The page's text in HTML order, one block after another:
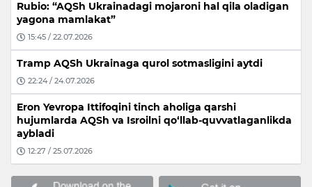
Rubio: “AQSh Ukrainadagi mojaroni hal qila oladigan
yagona mamlakat”
15:45 / 22.07.2026
Tramp AQSh Ukrainaga qurol sotmasligini aytdi
22:24 / 24.07.2026
Eron Yevropa Ittifoqini tinch aholiga qarshi
hujumlarda AQSh va Isroilni qo‘llab-quvvatlaganlikda
aybladi
12:27 / 25.07.2026